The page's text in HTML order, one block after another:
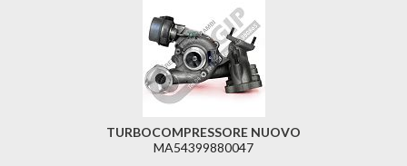
TURBOCOMPRESSORE NUOVO
MA54399880047